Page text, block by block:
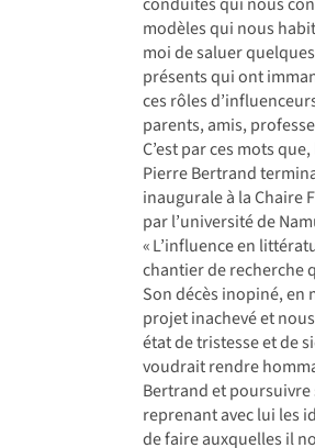
modèles qui nous
moi de saluer
présents qui ont
ces rôles
parents, amis,
C’est par ces mots
Pierre Bertrand
inaugurale à la Chaire
par l’université de
« L’influence en
chantier de recherche
Son décès inopiné, en
projet inachevé et
état de tristesse et de
voudrait rendre
Bertrand et poursuivre
reprenant avec lui les
de faire auxquelles il